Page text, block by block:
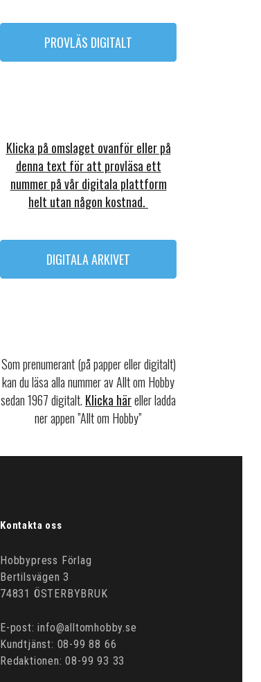
PROVLÄS DIGITALT
Klicka på omslaget ovanför eller på
denna text för att provläsa ett
nummer på vår digitala plattform
helt utan någon kostnad.
DIGITALA ARKIVET
Som prenumerant (på papper eller digitalt)
kan du läsa alla nummer av Allt om Hobby
sedan 1967 digitalt. Klicka häreller ladda
ner appen ”Allt om Hobby”
Kontakta oss
Hobbypress Förlag
Bertilsvägen 3
74831 ÖSTERBYBRUK
E-post: info@alltomhobby.se
Kundtjänst: 08-99 88 66
Redaktionen: 08-99 93 33